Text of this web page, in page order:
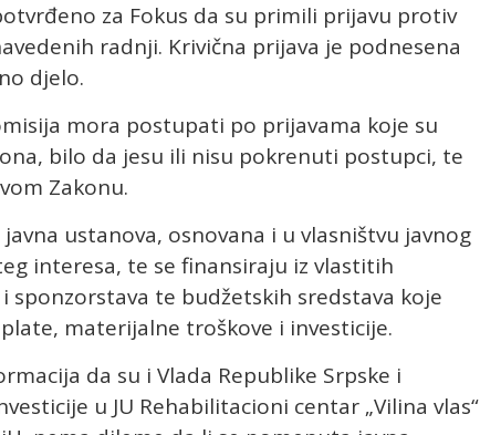
za Fokus da su primili prijavu protiv
radnji. Krivična prijava je podnesena
djelo.
mora postupati po prijavama koje su
bilo da jesu ili nisu pokrenuti postupci, te
Zakonu.
javna ustanova, osnovana i u vlasništvu javnog
interesa, te se finansiraju iz vlastitih
te budžetskih sredstava koje
materijalne troškove i investicije.
da su i Vlada Republike Srpske i
u JU Rehabilitacioni centar „Vilina vlas“